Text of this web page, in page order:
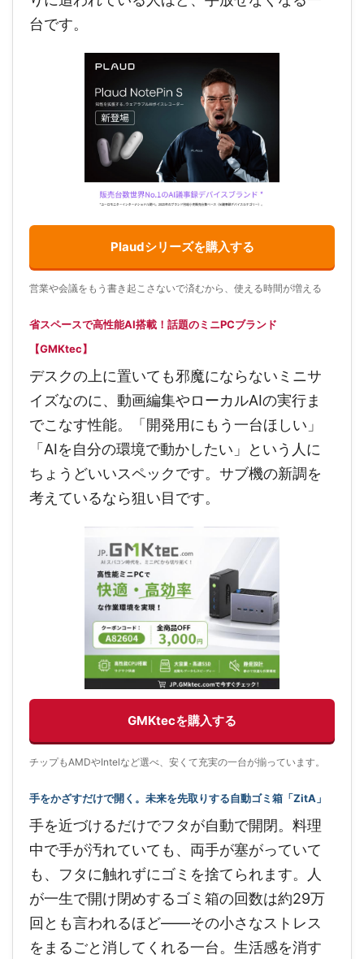
台です。
Plaudシリーズを購入する
営業や会議をもう書き起こさないで済むから、使える時間が増える
省スペースで高性能AI搭載！話題のミニPCブランド
【GMKtec】
デスクの上に置いても邪魔にならないミニサ
イズなのに、動画編集やローカルAIの実行ま
でこなす性能。「開発用にもう一台ほしい」
「AIを自分の環境で動かしたい」という人に
ちょうどいいスペックです。サブ機の新調を
考えているなら狙い目です。
GMKtecを購入する
チップもAMDやIntelなど選べ、安くて充実の一台が揃っています。
手をかざすだけで開く。未来を先取りする自動ゴミ箱「ZitA」
手を近づけるだけでフタが自動で開閉。料理
中で手が汚れていても、両手が塞がっていて
も、フタに触れずにゴミを捨てられます。人
が一生で開け閉めするゴミ箱の回数は約29万
回とも言われるほど——その小さなストレス
をまるごと消してくれる一台。生活感を消す